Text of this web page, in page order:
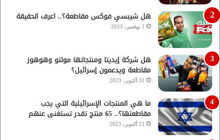
هل شيبسي فوكس مقاطعة؟.. اعرف الحقيقة
1 نوفمبر، 2023
هل شركة إيديتا ومنتجاتها مولتو وهوهوز
مقاطعة ويدعمون إسرائيل؟
31 أكتوبر، 2023
ما هي المنتجات الإسرائيلية التي يجب
مقاطعتها؟.. 65 منتج تقدر تستغنى عنهم
21 أكتوبر، 2023